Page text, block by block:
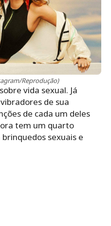
Reprodução)
vida sexual. Já
de sua
de cada um deles
tem um quarto
sexuais e